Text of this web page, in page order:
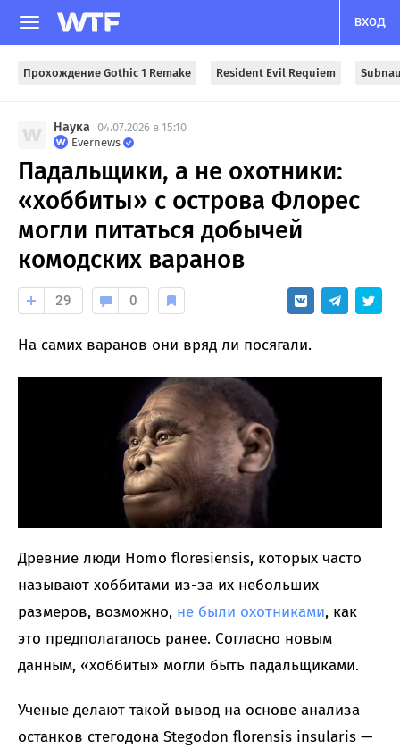
ВХОД
Прохождение Gothic 1 Remake Resident Evil Requiem
Наука 04.07.2026 в 15:10
Evernews
Падальщики, а не охотники:
«хоббиты» с острова Флорес
могли питаться добычей
комодских варанов
29 0
На самих варанов они вряд ли посягали.
Древние люди Homo floresiensis, которых часто
называют хоббитами из-за их небольших
размеров, возможно, не были охотниками, как
это предполагалось ранее. Согласно новым
данным, «хоббиты» могли быть падальщиками.
Ученые делают такой вывод на основе анализа
останков стегодона Stegodon florensis insularis —